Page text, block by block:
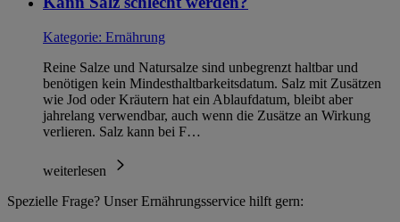
Kategorie: Ernährung
Reine Salze und Natursalze sind unbegrenzt haltbar und
benötigen kein Mindesthaltbarkeitsdatum. Salz mit Zusätzen
wie Jod oder Kräutern hat ein Ablaufdatum, bleibt aber
jahrelang verwendbar, auch wenn die Zusätze an Wirkung
verlieren. Salz kann bei F…
weiterlesen
Spezielle Frage? Unser Ernährungsservice hilft gern: